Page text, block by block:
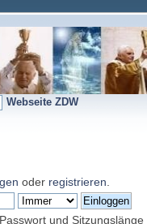
Webseite ZDW
oder registrieren
und Sitzungslänge